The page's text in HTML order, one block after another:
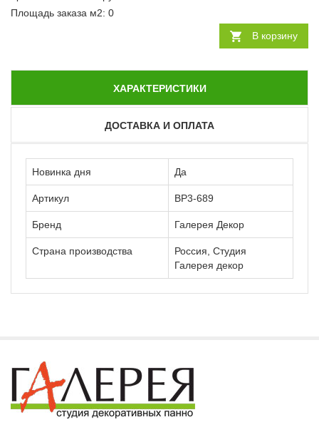
Площадь заказа м2: 0
В корзину
ХАРАКТЕРИСТИКИ
ДОСТАВКА И ОПЛАТА
Новинка дня Да
Артикул ВР3-689
Бренд Галерея Декор
Страна производства
Россия, Студия
Галерея декор